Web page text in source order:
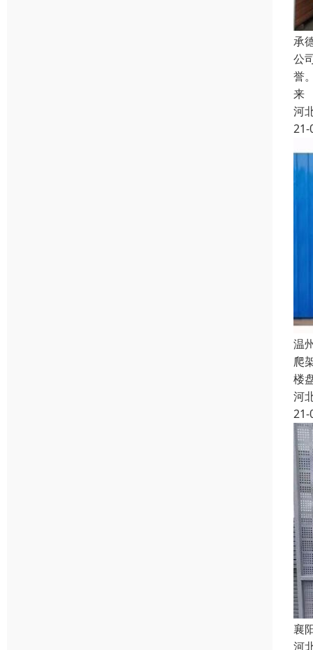
承
公
誉
来
河
21-
温
爬
楼
河
21-
襄
河